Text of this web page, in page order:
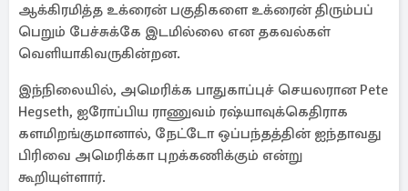
ஆக்கிரமித்த உக்ரைன் பகுதிகளை உக்ரைன் திரும்பப்
பெறும் பேச்சுக்கே இடமில்லை என தகவல்கள்
வெளியாகிவருகின்றன.
இந்நிலையில், அமெரிக்க பாதுகாப்புச் செயலரான Pete
Hegseth, ஐரோப்பிய ராணுவம் ரஷ்யாவுக்கெதிராக
களமிறங்குமானால், நேட்டோ ஒப்பந்தத்தின் ஐந்தாவது
பிரிவை அமெரிக்கா புறக்கணிக்கும் என்று
கூறியுள்ளார்.